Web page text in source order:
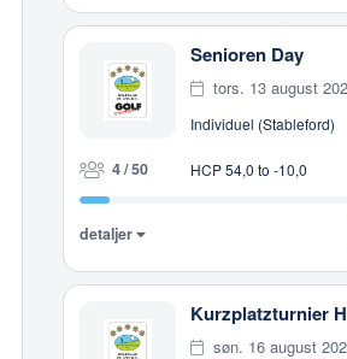
Senioren Day
tors. 13 august
Individuel (Stableford)
4 / 50 HCP 54,0 to -10,0
detaljer
Kurzplatzturnier
søn. 16 august